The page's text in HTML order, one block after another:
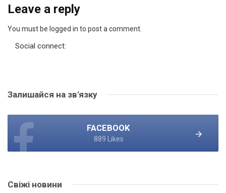
Leave a reply
You must be logged in to post a comment.
Social connect:
Залишайся на зв'язку
FACEBOOK
889 Likes
Свіжі новини